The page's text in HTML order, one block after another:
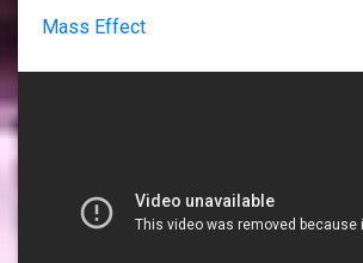
Mass Effect